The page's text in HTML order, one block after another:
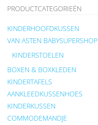
PRODUCTCATEGORIEËN
KINDERHOOFDKUSSEN
VAN ASTEN BABYSUPERSHOP
KINDERSTOELEN
BOXEN & BOXKLEDEN
KINDERTAFELS
AANKLEEDKUSSENHOES
KINDERKUSSEN
COMMODEMANDJE